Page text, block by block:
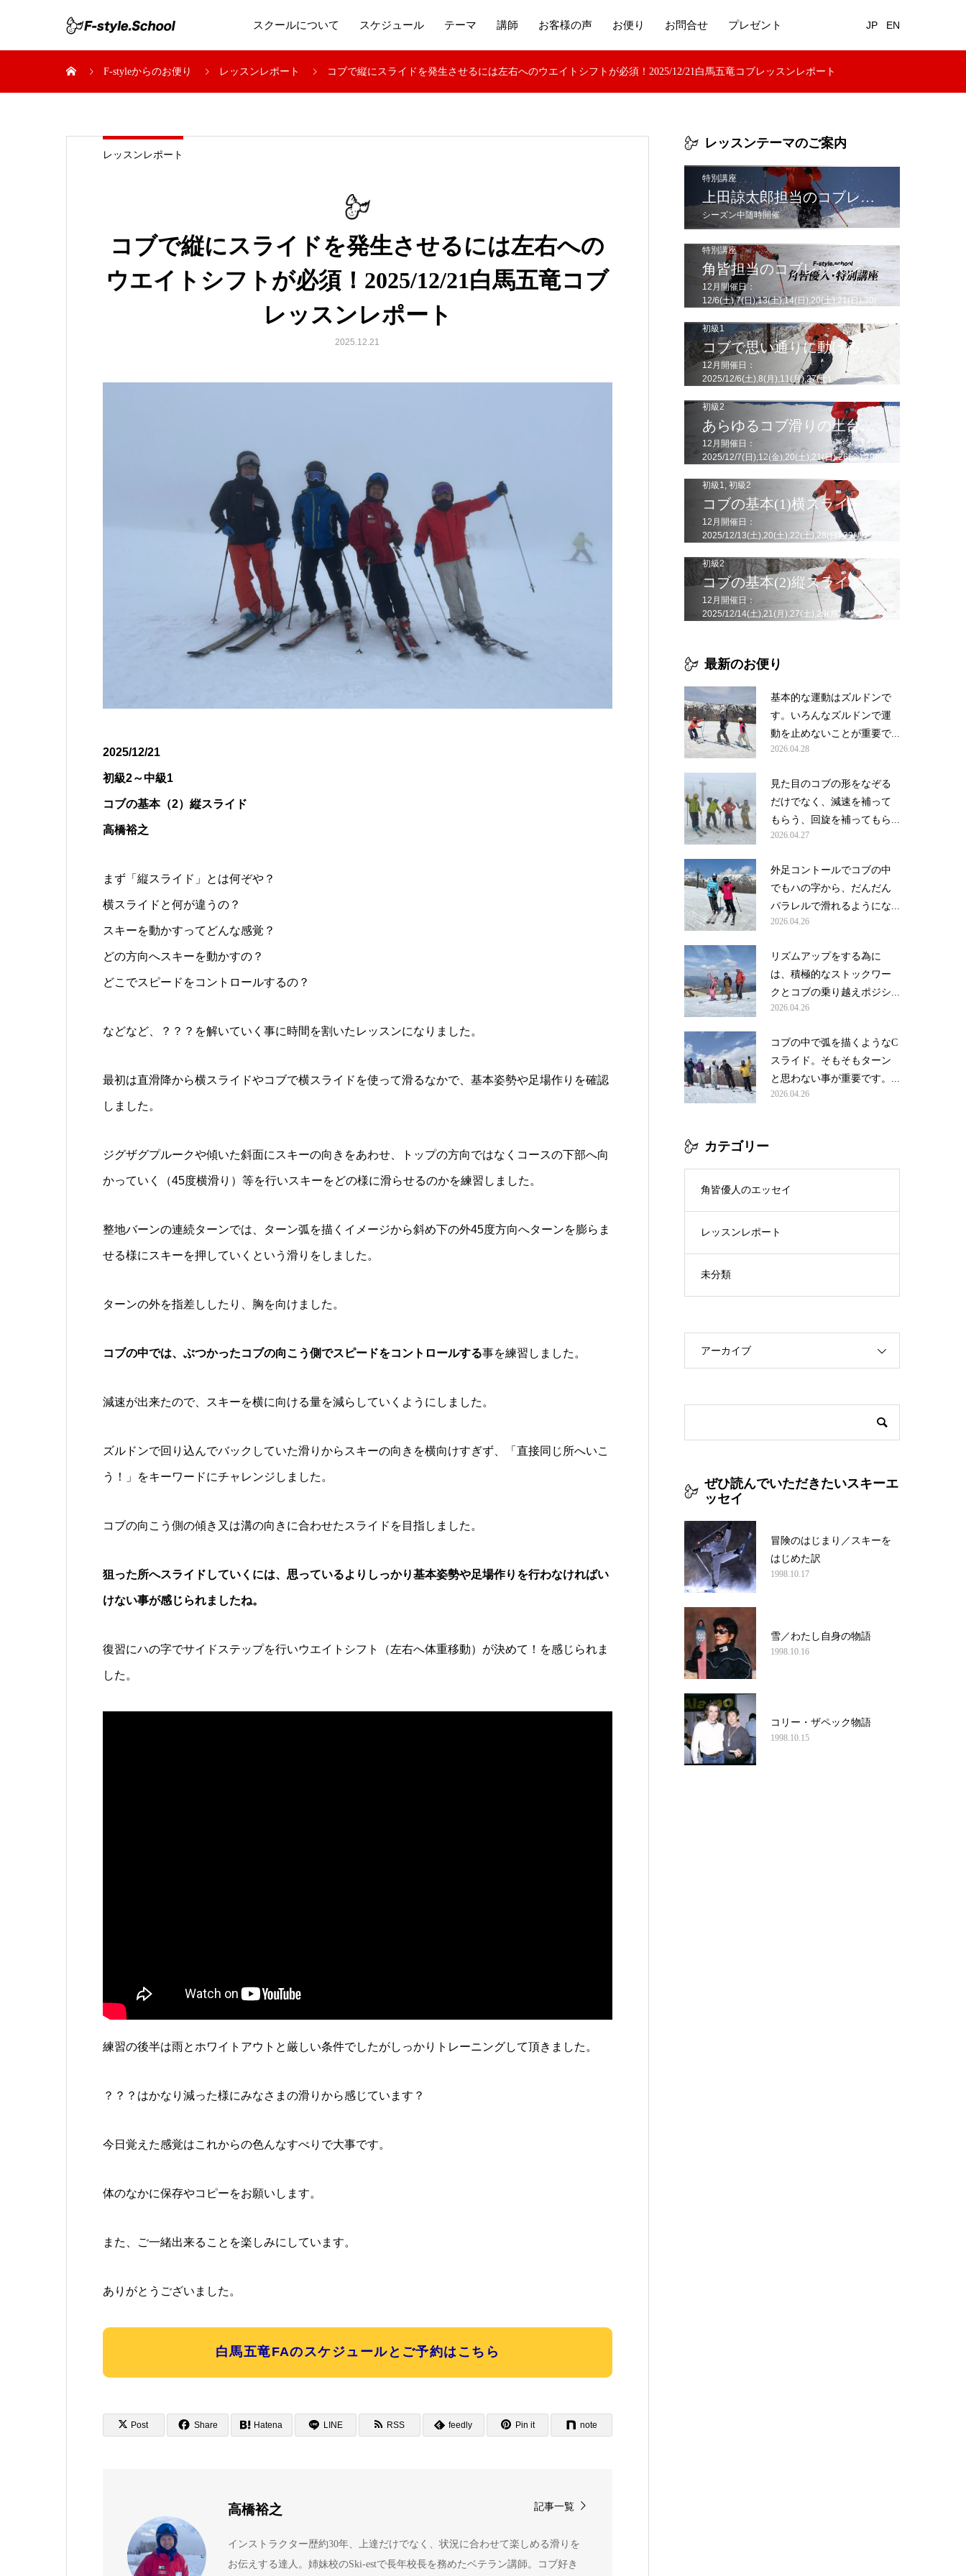
スクールについて スケジュール テーマ 講師 お客様の声 お便り お問合せ プレゼント JP EN
F-styleからのお便り レッスンレポート コブで縦にスライドを発生させるには左右へのウエイトシフトが必須！2025/12/21白馬五竜コブレッスンレポート
レッスンレポート
コブで縦にスライドを発生させるには左右への
ウエイトシフトが必須！2025/12/21白馬五竜コブ
レッスンレポート
2025.12.21
2025/12/21
初級2～中級1
コブの基本（2）縦スライド
高橋裕之
まず「縦スライド」とは何ぞや？
横スライドと何が違うの？
スキーを動かすってどんな感覚？
どの方向へスキーを動かすの？
どこでスピードをコントロールするの？
などなど、？？？を解いていく事に時間を割いたレッスンになりました。
最初は直滑降から横スライドやコブで横スライドを使って滑るなかで、基本姿勢や足場作りを確認
しました。
ジグザグプルークや傾いた斜面にスキーの向きをあわせ、トップの方向ではなくコースの下部へ向
かっていく（45度横滑り）等を行いスキーをどの様に滑らせるのかを練習しました。
整地バーンの連続ターンでは、ターン弧を描くイメージから斜め下の外45度方向へターンを膨らま
せる様にスキーを押していくという滑りをしました。
ターンの外を指差ししたり、胸を向けました。
コブの中では、ぶつかったコブの向こう側でスピードをコントロールする事を練習しました。
減速が出来たので、スキーを横に向ける量を減らしていくようにしました。
ズルドンで回り込んでバックしていた滑りからスキーの向きを横向けすぎず、「直接同じ所へいこ
う！」をキーワードにチャレンジしました。
コブの向こう側の傾き又は溝の向きに合わせたスライドを目指しました。
狙った所へスライドしていくには、思っているよりしっかり基本姿勢や足場作りを行わなければい
けない事が感じられましたね。
復習にハの字でサイドステップを行いウエイトシフト（左右へ体重移動）が決めて！を感じられま
した。
練習の後半は雨とホワイトアウトと厳しい条件でしたがしっかりトレーニングして頂きました。
？？？はかなり減った様にみなさまの滑りから感じています？
今日覚えた感覚はこれからの色んなすべりで大事です。
体のなかに保存やコピーをお願いします。
また、ご一緒出来ることを楽しみにしています。
ありがとうございました。
白馬五竜FAのスケジュールとご予約はこちら
Post Share Hatena LINE RSS feedly Pin it note
記事一覧
高橋裕之
インストラクター歴約30年、上達だけでなく、状況に合わせて楽しめる滑りを
お伝えする達人。姉妹校のSki-estで長年校長を務めたベテラン講師。コブ好き
レッスンテーマのご案内
特別講座
上田諒太郎担当のコブレッスン
シーズン中随時開催
特別講座
角皆担当のコブレッスン
12月開催日：
12/6(土),7(日),13(土),14(日),20(土),21(日),30(
初級1
12月開催日：
2025/12/6(土),8(月),11(月),27(土)
初級2
あらゆるコブ滑りの土台！ピボット操作
12月開催日：
2025/12/7(日),12(金),20(土),21(日),26(金),29(
初級1
初級2
コブの基本(1)横スライド
12月開催日：
2025/12/13(土),20(土),22(土),28(日),29(月)
初級2
コブの基本(2)縦スライド
12月開催日：
2025/12/14(土),21(月),27(土),29(月)
最新のお便り
基本的な運動はズルドンで
す。いろんなズルドンで運
動を止めないことが重要で...
2026.04.28
見た目のコブの形をなぞる
だけでなく、減速を補って
もらう、回旋を補ってもら...
2026.04.27
外足コントールでコブの中
でもハの字から、だんだん
パラレルで滑れるようにな...
2026.04.26
リズムアップをする為に
は、積極的なストックワー
クとコブの乗り越えポジシ...
2026.04.26
コブの中で弧を描くようなC
スライド。そもそもターン
と思わない事が重要です。...
2026.04.26
カテゴリー
角皆優人のエッセイ
レッスンレポート
未分類
アーカイブ
ぜひ読んでいただきたいスキーエ
ッセイ
冒険のはじまり／スキーを
はじめた訳
1998.10.17
雪／わたし自身の物語
1998.10.16
コリー・ザペック物語
1998.10.15